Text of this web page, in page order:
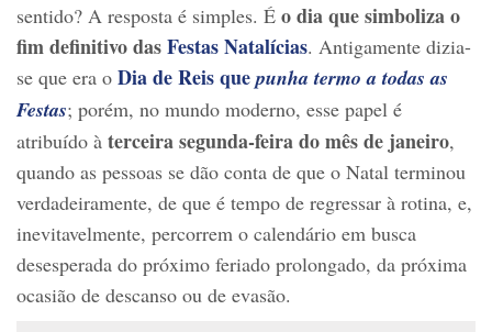
sentido? A resposta é simples. É o dia quesimboliza o
fim definitivo dasFestas Natalícias. Antigamente dizia-
se que era o Dia de Reis quepunha termo a todas as
Festas; porém, no mundo moderno, esse papel é
atribuído à terceira segunda-feira do mês de janeiro,
quando as pessoas se dão conta de que o Natal terminou
verdadeiramente, de que é tempo de regressar à rotina, e,
inevitavelmente, percorrem o calendário em busca
desesperada do próximo feriado prolongado, da próxima
ocasião de descanso ou de evasão.